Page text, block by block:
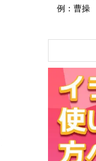
例：曹操